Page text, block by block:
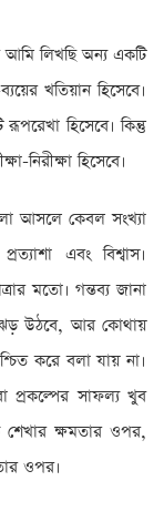
লিখছি অন্য একটি
খতিয়ান হিসেবে।
রূপরেখা হিসেবে। কিন্তু
নিরীক্ষা হিসেবে।
আসলে কেবল সংখ্যা
এবং বিশ্বাস।
মতো। গন্তব্য জানা
ঝড় উঠবে, আর কোথায়
করে বলা যায় না।
প্রকল্পের সাফল্য খুব
শেখার ক্ষমতার ওপর,
ওপর।